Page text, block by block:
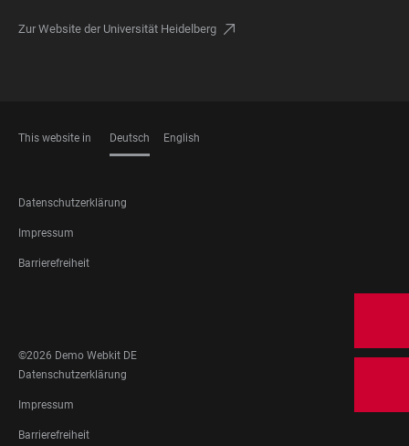
Zur Website der Universität Heidelberg
This website in Deutsch English
FOOTER
LEGAL
Datenschutzerklärung
Impressum
Barrierefreiheit
MEDIA
©2026 Demo Webkit DE
FOOTER
LEGAL
Datenschutzerklärung
Impressum
Barrierefreiheit